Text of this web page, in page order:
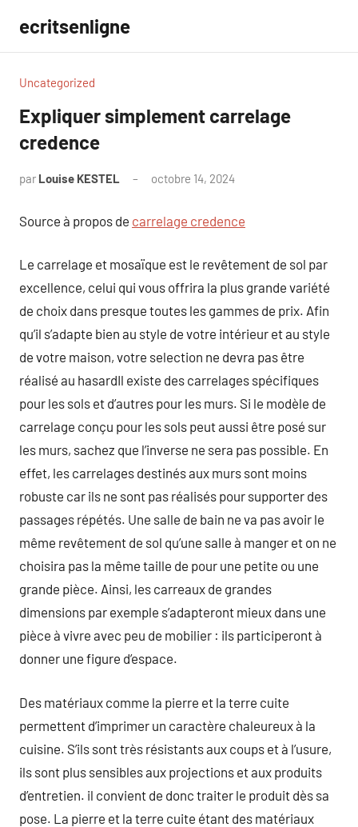
contenu
ecritsenligne
Uncategorized
Expliquer simplement carrelage
credence
par Louise KESTEL octobre 14, 2024
Source à propos de carrelage credence
Le carrelage et mosaïque est le revêtement de sol par
excellence, celui qui vous offrira la plus grande variété
de choix dans presque toutes les gammes de prix. Afin
qu’il s’adapte bien au style de votre intérieur et au style
de votre maison, votre selection ne devra pas être
réalisé au hasardIl existe des carrelages spécifiques
pour les sols et d’autres pour les murs. Si le modèle de
carrelage conçu pour les sols peut aussi être posé sur
les murs, sachez que l’inverse ne sera pas possible. En
effet, les carrelages destinés aux murs sont moins
robuste car ils ne sont pas réalisés pour supporter des
passages répétés. Une salle de bain ne va pas avoir le
même revêtement de sol qu’une salle à manger et on ne
choisira pas la même taille de pour une petite ou une
grande pièce. Ainsi, les carreaux de grandes
dimensions par exemple s’adapteront mieux dans une
pièce à vivre avec peu de mobilier : ils participeront à
donner une figure d’espace.
Des matériaux comme la pierre et la terre cuite
permettent d’imprimer un caractère chaleureux à la
cuisine. S’ils sont très résistants aux coups et à l’usure,
ils sont plus sensibles aux projections et aux produits
d’entretien. il convient de donc traiter le produit dès sa
pose. La pierre et la terre cuite étant des matériaux